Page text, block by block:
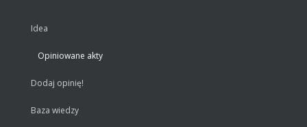
Idea
Opiniowane akty
Dodaj opinię!
Baza wiedzy